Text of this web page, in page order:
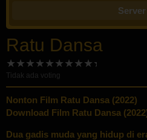
Ratu Dansa
Tidak ada voting
Nonton Film Ratu Dansa (2022)
Download Film Ratu Dansa
Dua gadis muda yang hidup di